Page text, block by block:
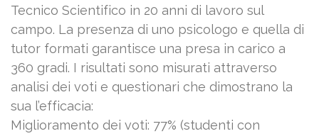
Tecnico Scientifico in 20 anni di lavoro sul
campo. La presenza di uno psicologo e quella di
tutor formati garantisce una presa in carico a
360 gradi. I risultati sono misurati attraverso
analisi dei voti e questionari che dimostrano la
sua l’efficacia:
Miglioramento dei voti: 77% (studenti con